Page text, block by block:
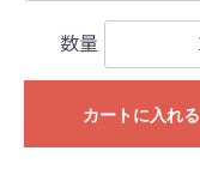
数量
カートに入れる